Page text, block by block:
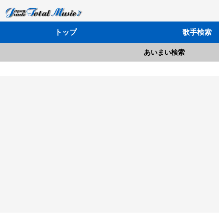
トップ 歌手検索
あいまい検索